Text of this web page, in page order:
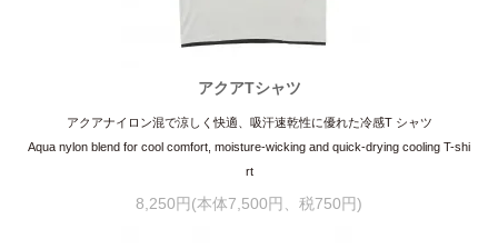
アクアTシャツ
アクアナイロン混で涼しく快適、吸汗速乾性に優れた冷感T シャツ
Aqua nylon blend for cool comfort, moisture-wicking and quick-drying cooling T-shi
rt
8,250円(本体7,500円、税750円)